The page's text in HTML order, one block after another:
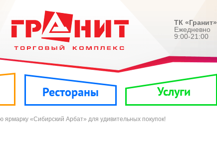
ТК «Гранит»
Ежедневно
9:00-21:00
Рестораны Услуги
ярмарку «Сибирский Арбат» для удивительных покупок!